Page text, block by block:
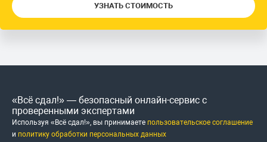
УЗНАТЬ СТОИМОСТЬ
«Всё сдал!» — безопасный онлайн-сервис с
проверенными экспертами
Используя «Всё сдал!», вы принимаете пользовательское соглашение
и политику обработки персональных данных